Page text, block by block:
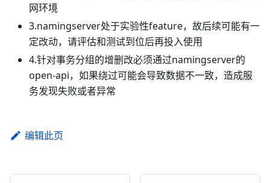
网环境
3.namingserver处于实验性feature，故后续可能有一
定改动，请评估和测试到位后再投入使用
4.针对事务分组的增删改必须通过namingserver的
open-api，如果绕过可能会导致数据不一致，造成服
务发现失败或者异常
编辑此页